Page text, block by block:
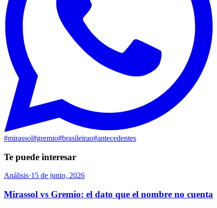
#mirassol#gremio#brasileirao#antecedentes
Te puede interesar
Análisis·15 de junio, 2026
Mirassol vs Gremio: el dato que el nombre no cuenta